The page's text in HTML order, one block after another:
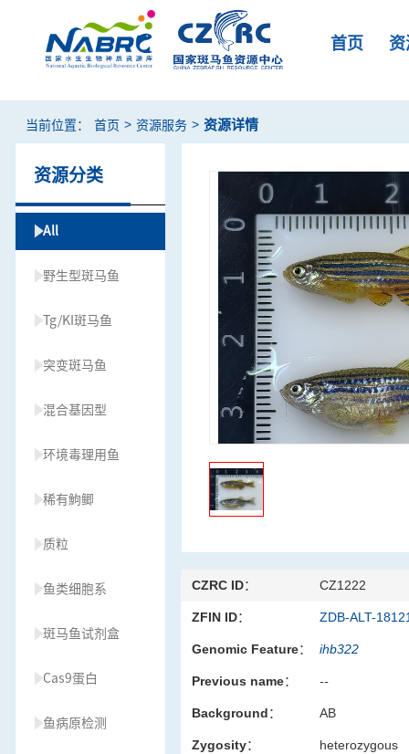
首页
当前位置： 首页 > 资源服务 > 资源详情
资源分类
All
野生型斑马鱼
Tg/KI斑马鱼
突变斑马鱼
混合基因型
环境毒理用鱼
稀有鮈鲫
质粒
鱼类细胞系
斑马鱼试剂盒
Cas9蛋白
鱼病原检测
CZRC ID： CZ1222
ZFIN ID： ZDB-ALT-
Genomic Feature： ihb322
Previous name： --
Background： AB
Zygosity： heterozygous